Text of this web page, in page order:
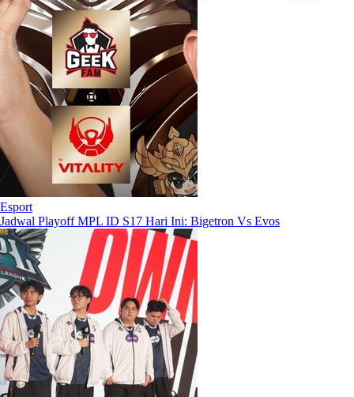
Esport
Jadwal Playoff MPL ID S17 Hari Ini: Bigetron Vs Evos